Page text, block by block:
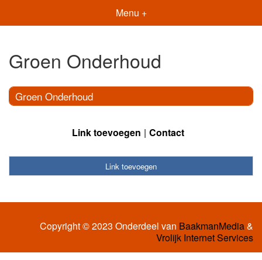
Menu +
Groen Onderhoud
Groen Onderhoud
Link toevoegen Contact
Link toevoegen
Copyright © 2023 Onderdeel van BaakmanMedia&
Vrolijk Internet Services